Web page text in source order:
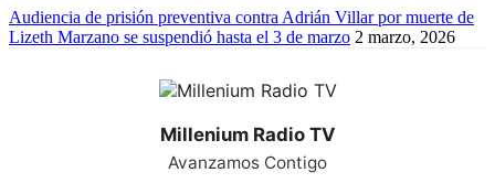
Audiencia de prisión preventiva contra Adrián Villar por muerte de
Lizeth Marzano se suspendió hasta el 3 de marzo 2 marzo, 2026
Millenium Radio TV
Avanzamos Contigo